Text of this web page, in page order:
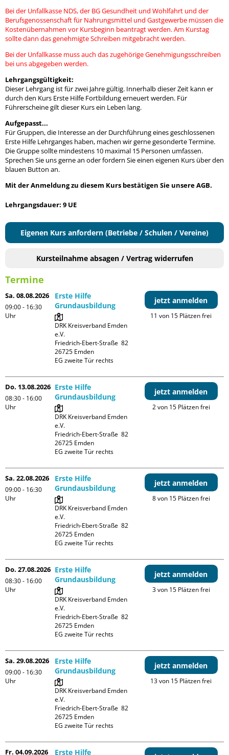
Bei der Unfallkasse NDS, der BG Gesundheit und Wohlfahrt und der
Berufsgenossenschaft für Nahrungsmittel und Gastgewerbe müssen die
Kostenübernahmen vor Kursbeginn beantragt werden. Am Kurstag
sollte dann das genehmigte Schreiben mitgebracht werden.
Bei der Unfallkasse muss auch das zugehörige Genehmigungsschreiben
bei uns abgegeben werden.
Lehrgangsgültigkeit:
Dieser Lehrgang ist für zwei Jahre gültig. Innerhalb dieser Zeit kann er
durch den Kurs Erste Hilfe Fortbildung erneuert werden. Für
Führerscheine gilt dieser Kurs ein Leben lang.
Aufgepasst...
Für Gruppen, die Interesse an der Durchführung eines geschlossenen
Erste Hilfe Lehrganges haben, machen wir gerne gesonderte Termine.
Die Gruppe sollte mindestens 10 maximal 15 Personen umfassen.
Sprechen Sie uns gerne an oder fordern Sie einen eigenen Kurs über den
blauen Button an.
Mit der Anmeldung zu diesem Kurs bestätigen Sie unsere AGB.
Lehrgangsdauer: 9 UE
Eigenen Kurs anfordern (Betriebe / Schulen / Vereine)
Kursteilnahme absagen / Vertrag widerrufen
Termine
Sa. 08.08.2026
09:00 - 16:30
Uhr
Erste Hilfe
Grundausbildung
DRK Kreisverband Emden
e.V.
Friedrich-Ebert-Straße  82
26725 Emden
EG zweite Tür rechts
jetzt anmelden
11 von 15 Plätzen frei
Do. 13.08.2026
08:30 - 16:00
Uhr
Erste Hilfe
Grundausbildung
DRK Kreisverband Emden
e.V.
Friedrich-Ebert-Straße  82
26725 Emden
EG zweite Tür rechts
jetzt anmelden
2 von 15 Plätzen frei
Sa. 22.08.2026
09:00 - 16:30
Uhr
Erste Hilfe
Grundausbildung
DRK Kreisverband Emden
e.V.
Friedrich-Ebert-Straße  82
26725 Emden
EG zweite Tür rechts
jetzt anmelden
8 von 15 Plätzen frei
Do. 27.08.2026
08:30 - 16:00
Uhr
Erste Hilfe
Grundausbildung
DRK Kreisverband Emden
e.V.
Friedrich-Ebert-Straße  82
26725 Emden
EG zweite Tür rechts
jetzt anmelden
3 von 15 Plätzen frei
Sa. 29.08.2026
09:00 - 16:30
Uhr
Erste Hilfe
Grundausbildung
DRK Kreisverband Emden
e.V.
Friedrich-Ebert-Straße  82
26725 Emden
EG zweite Tür rechts
jetzt anmelden
13 von 15 Plätzen frei
Fr. 04.09.2026 Erste Hilfe